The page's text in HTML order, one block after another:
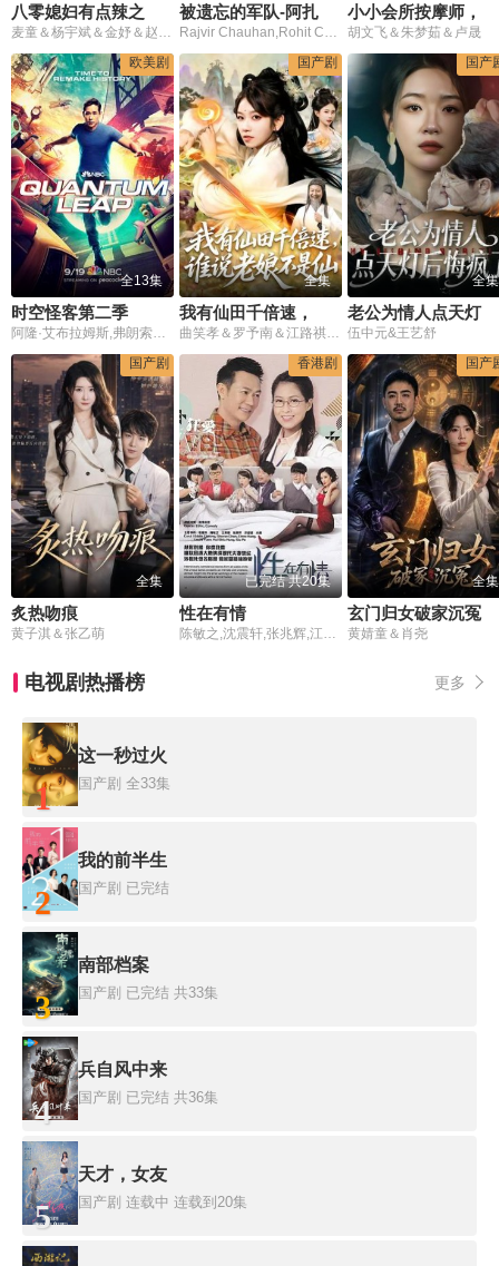
麦童＆杨宇斌＆金妤＆赵常客 Rajvir Chauhan,Rohit Choudhary,桑尼·考沙尔,Karanvir Malhotra,M·K·拉伊纳,Sharvari Wagh,Rajiv Ranjan,R. Badree
胡文飞＆朱梦茹＆卢晟
欧美剧
全13集
时空怪客第二季
阿隆·艾布拉姆斯,弗朗索瓦·阿诺德,Caitlin Bassett,P·J·伯恩,雷蒙德·李,梅丽莎·罗斯伯格
国产剧
全集
曲笑孝＆罗予南＆江路祺＆傅思童
国产
全集
老公为情人点天灯后悔疯了
伍中元&王艺舒
国产剧
全集
炙热吻痕
黄子淇＆张乙萌
香港剧
已完结 共20集
性在有情
陈敏之,沈震轩,张兆辉,江美仪
国产
全集
玄门归女破家沉冤
黄婧童＆肖尧
电视剧热播榜 更多
1
这一秒过火
国产剧 全33集
2
我的前半生
国产剧 已完结
3
南部档案
国产剧 已完结 共33集
4
兵自风中来
国产剧 已完结 共36集
5
天才，女友
国产剧 连载中 连载到20集